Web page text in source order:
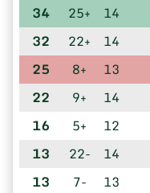
14
+25
34
14
+22
32
13
+8
25
14
+9
22
12
+5
16
14
-22
13
13
-7
13